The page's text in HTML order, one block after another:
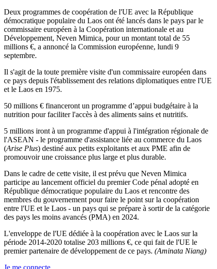
Deux programmes de coopération de l'UE avec la République
démocratique populaire du Laos ont été lancés dans le pays par le
commissaire européen à la Coopération internationale et au
Développement, Neven Mimica, pour un montant total de 55
millions €, a annoncé la Commission européenne, lundi 9
septembre.
Il s'agit de la toute première visite d'un commissaire européen dans
ce pays depuis l'établissement des relations diplomatiques entre l'UE
et le Laos en 1975.
50 millions € financeront un programme d’appui budgétaire à la
nutrition pour faciliter l'accès à des aliments sains et nutritifs.
5 millions iront à un programme d'appui à l'intégration régionale de
l'ASEAN - le programme d'assistance liée au commerce du Laos
(Arise Plus) destiné aux petits exploitants et aux PME afin de
promouvoir une croissance plus large et plus durable.
Dans le cadre de cette visite, il est prévu que Neven Mimica
participe au lancement officiel du premier Code pénal adopté en
République démocratique populaire du Laos et rencontre des
membres du gouvernement pour faire le point sur la coopération
entre l'UE et le Laos - un pays qui se prépare à sortir de la catégorie
des pays les moins avancés (PMA) en 2024.
L'enveloppe de l'UE dédiée à la coopération avec le Laos sur la
période 2014-2020 totalise 203 millions €, ce qui fait de l'UE le
premier partenaire de développement de ce pays. (Aminata Niang)
Je me connecte